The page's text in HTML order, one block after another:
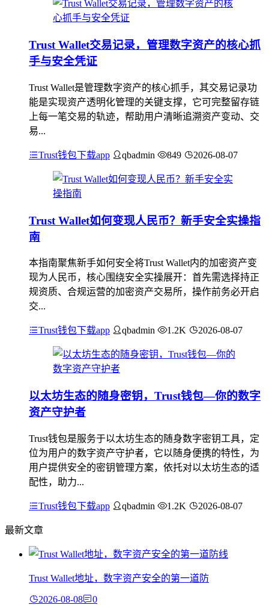
Trust Wallet交易记录，管理数字资产的核心抓
手与安全凭证
Trust Wallet是管理数字资产的核心抓手，其交易记录功
能是实现资产透明化管理的关键支撑，它可完整留存链
上每一笔交易的轨迹，帮助用户清晰追溯资产变动、交
易...
Trust钱包下载app qbadmin 849 2026-08-07
Trust Wallet如何变现人民币？新手安全实操指
南
本指南聚焦新手如何安全将Trust Wallet内的加密资产变
现为人民币，核心围绕安全实操展开：首先需选择持正
规资质、合规运营的加密资产交易所，操作前务必开启
交...
Trust钱包下载app qbadmin 1.2K 2026-08-07
以太坊生态的随身密钥，Trust钱包—你的数字
资产守护者
Trust钱包是服务于以太坊生态的随身数字密钥工具，定
位为用户的数字资产守护者，它以随身便携的特性，为
用户提供安全的密钥管理方案，依托对以太坊生态的适
配性，助力...
Trust钱包下载app qbadmin 1.2K 2026-08-07
最新文章
Trust Wallet地址，数字资产安全的第一道防
2026-08-08 0